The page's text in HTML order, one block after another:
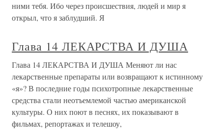
ними тебя. Ибо через происшествия, людей и мир я
открыл, что я заблудший. Я
Глава 14 ЛЕКАРСТВА И ДУША
Глава 14 ЛЕКАРСТВА И ДУША Меняют ли нас
лекарственные препараты или возвращают к истинному
«я»? В последние годы психотропные лекарственные
средства стали неотъемлемой частью американской
культуры. О них поют в песнях, их показывают в
фильмах, репортажах и телешоу,